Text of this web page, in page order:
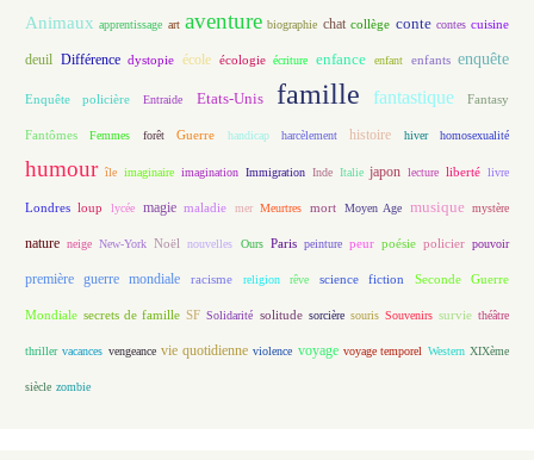
Animaux apprentissage art aventure biographie chat collège conte contes cuisine
deuil Différence dystopie école écologie écriture enfance enfant enfants enquête
Enquête policière Entraide Etats-Unis famille fantastique Fantasy
Fantômes Femmes forêt Guerre handicap harcèlement histoire hiver homosexualité
humour île imaginaire imagination Immigration Inde Italie japon lecture liberté livre
Londres loup lycée magie maladie mer Meurtres mort Moyen Age musique mystère
nature neige New-York Noël nouvelles Ours Paris peinture peur poésie policier pouvoir
première guerre mondiale racisme religion rêve science fiction Seconde Guerre
Mondiale secrets de famille SF Solidarité solitude sorcière souris Souvenirs survie théâtre
thriller vacances vengeance vie quotidienne violence voyage voyage temporel Western XIXème
siècle zombie